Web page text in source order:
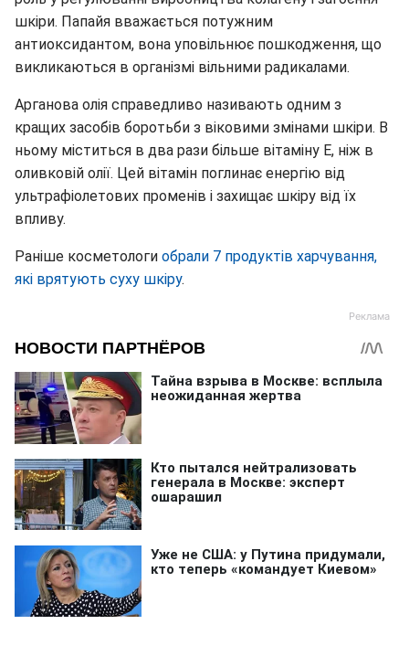
шкіри. Папайя вважається потужним
антиоксидантом, вона уповільнює пошкодження, що
викликаються в організмі вільними радикалами.
Арганова олія справедливо називають одним з
кращих засобів боротьби з віковими змінами шкіри. В
ньому міститься в два рази більше вітаміну Е, ніж в
оливковій олії. Цей вітамін поглинає енергію від
ультрафіолетових променів і захищає шкіру від їх
впливу.
Раніше косметологи обрали 7 продуктів харчування,
які врятують суху шкіру.